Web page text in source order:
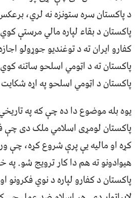
د پاکستان سره ستونزه نه لري،
پاکستان د بقاء لپاره مالي مرستې
کفارو ایران ته د توغندیو جوړولو
پاکستان ته د اټومي اسلحو ساتنه
پاکستان د اټومي اسلحو په اړه
یوه بله موضوع دا ده چې که په
پاکستان لومړی اسلامي ملک دی
کړه او مالیه یې پرې شروع کړه، چې
هیوادونو ته هم دا کار ترویج شو. په
پاکستان د کفارو لپاره د نوي